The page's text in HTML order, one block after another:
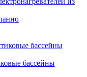
бассейны
бассейны